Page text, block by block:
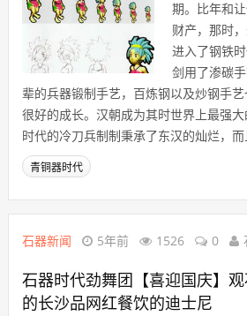
期。比年和
财产，那时
进入了钢铁
剑用了渗碳
辈的兵器锻制手艺，百炼钢以及炒钢手
很好的成长。汉朝成为其时世界上最强
时代的冷刀兵制制秉承了东汉的灿烂，而
青铜器时代
石器新闻 5年前 1526 0
石器时代劲舞团【喜迎国庆】
的长沙品网红餐饮的迪士尼